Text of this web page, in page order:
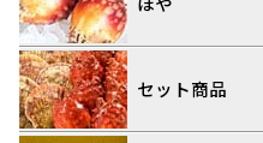
セット商品